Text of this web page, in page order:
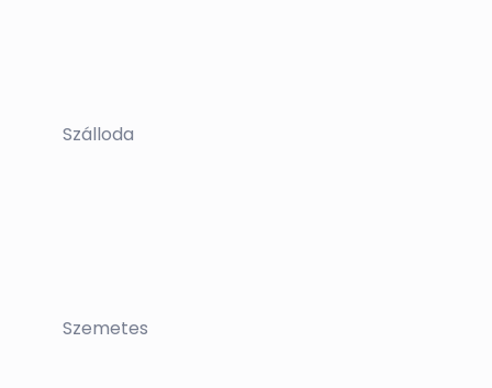
Szálloda
Szemetes